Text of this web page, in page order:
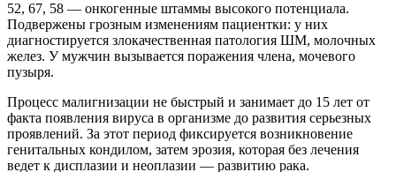
52, 67, 58 — онкогенные штаммы высокого потенциала.
Подвержены грозным изменениям пациентки: у них
диагностируется злокачественная патология ШМ, молочных
желез. У мужчин вызывается поражения члена, мочевого
пузыря.
Процесс малигнизации не быстрый и занимает до 15 лет от
факта появления вируса в организме до развития серьезных
проявлений. За этот период фиксируется возникновение
генитальных кондилом, затем эрозия, которая без лечения
ведет к дисплазии и неоплазии — развитию рака.